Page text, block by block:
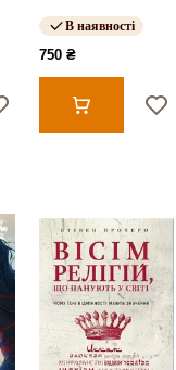
В наявності
750 ₴